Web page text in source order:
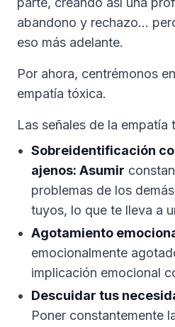
abandono y rechazo...
eso más adelante.
Por ahora, centrémonos
empatía tóxica.
Las señales de la empatía
Sobreidentificación
ajenos: Asumir
problemas de los
tuyos, lo que te lleva a
Agotamiento
emocionalmente
implicación emocional
Descuidar tus
Poner constantemente